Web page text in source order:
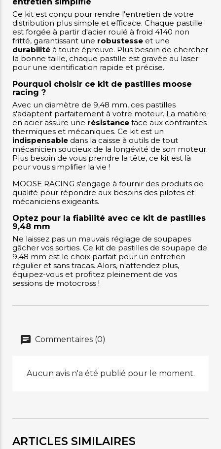
entretien simplifié
Ce kit est conçu pour rendre l'entretien de votre
distribution plus simple et efficace. Chaque pastille
est forgée à partir d'acier roulé à froid 4140 non
fritté, garantissant une robustesse et une
durabilité à toute épreuve. Plus besoin de chercher
la bonne taille, chaque pastille est gravée au laser
pour une identification rapide et précise.
Pourquoi choisir ce kit de pastilles moose
racing ?
Avec un diamètre de 9,48 mm, ces pastilles
s'adaptent parfaitement à votre moteur. La matière
en acier assure une résistance face aux contraintes
thermiques et mécaniques. Ce kit est un
indispensable dans la caisse à outils de tout
mécanicien soucieux de la longévité de son moteur.
Plus besoin de vous prendre la tête, ce kit est là
pour vous simplifier la vie !
MOOSE RACING s'engage à fournir des produits de
qualité pour répondre aux besoins des pilotes et
mécaniciens exigeants.
Optez pour la fiabilité avec ce kit de pastilles
9,48 mm
Ne laissez pas un mauvais réglage de soupapes
gâcher vos sorties. Ce kit de pastilles de soupape de
9,48 mm est le choix parfait pour un entretien
régulier et sans tracas. Alors, n'attendez plus,
équipez-vous et profitez pleinement de vos
sessions de motocross !
Commentaires (0)
Aucun avis n'a été publié pour le moment.
ARTICLES SIMILAIRES